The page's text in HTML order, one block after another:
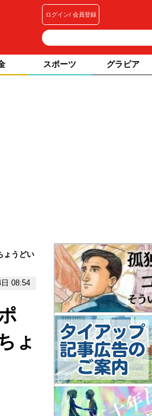
ログイン 会員登録
スポーツ グラビア
ょうどい
08:54
ょ